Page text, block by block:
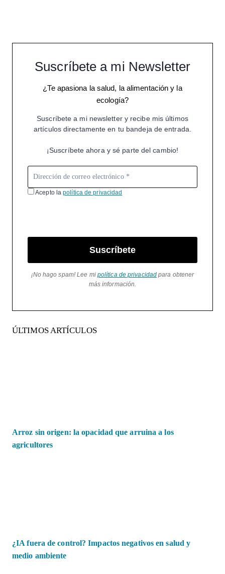
Suscríbete a mi Newsletter
¿Te apasiona la salud, la alimentación y la
ecología?
Suscríbete a mi newsletter y recibe mis últimos
artículos directamente en tu bandeja de entrada.
¡Suscríbete ahora y sé parte del cambio!
Acepto lapolítica de privacidad
Suscríbete
¡No hago spam! Lee mi política de privacidad para obtener
más información.
ÚLTIMOS ARTÍCULOS
Arroz sin origen: la opacidad que arruina a los
agricultores
¿IA fuera de control? Impactos negativos en salud y
medio ambiente